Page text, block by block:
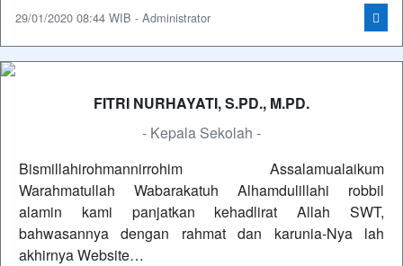
29/01/2020 08:44 WIB - Administrator
FITRI NURHAYATI, S.PD., M.PD.
- Kepala Sekolah -
Bismillahirohmannirrohim Assalamualaikum
Warahmatullah Wabarakatuh Alhamdulillahi robbil
alamin kami panjatkan kehadlirat Allah SWT,
bahwasannya dengan rahmat dan karunia-Nya lah
akhirnya Website…